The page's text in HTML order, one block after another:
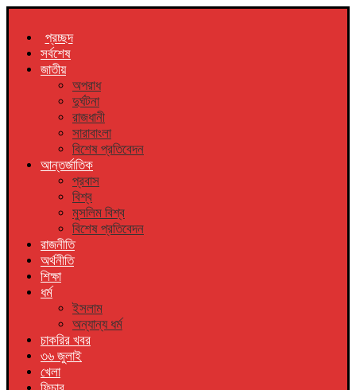
প্রচ্ছদ
সর্বশেষ
জাতীয়
অপরাধ
দুর্ঘটনা
রাজধানী
সারাবাংলা
বিশেষ প্রতিবেদন
আন্তর্জাতিক
প্রবাস
বিশ্ব
মুসলিম বিশ্ব
বিশেষ প্রতিবেদন
রাজনীতি
অর্থনীতি
শিক্ষা
ধর্ম
ইসলাম
অন্যান্য ধর্ম
চাকরির খবর
৩৬ জুলাই
খেলা